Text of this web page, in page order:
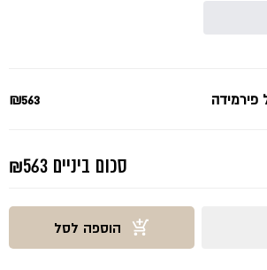
פירמידה ₪563
סכום ביניים ₪563
הוספה לסל